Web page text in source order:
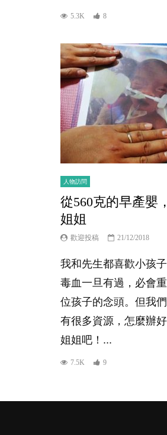
5.3K 8
人物訪問
從560克的早產嬰
姐姐
歡迎投稿 21/12/2018
我和先生都喜歡小孩
毒血一旦有過，必會
位孩子的念頭。但我
有很多資源，怎麼辦
姐姐吧！...
7.5K 9